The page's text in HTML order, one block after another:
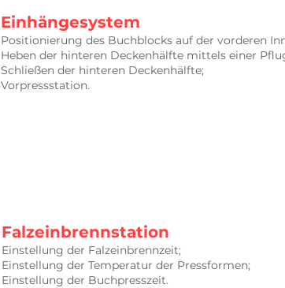
Einhängesystem
Positionierung des Buchblocks auf der vorderen
Heben der hinteren Deckenhälfte mittels einer
Schließen der hinteren Deckenhälfte;
Vorpressstation.
Falzeinbrennstation
Einstellung der Falzeinbrennzeit;
Einstellung der Temperatur der Pressformen;
Einstellung der Buchpresszeit.